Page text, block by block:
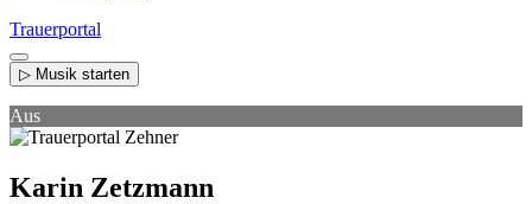
Trauerportal
▷ Musik starten
Aus
Karin Zetzmann